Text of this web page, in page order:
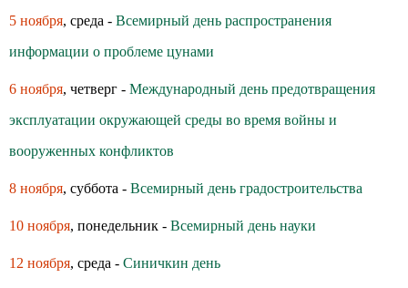
5 ноября, среда - Всемирный день распространения
информации о проблеме цунами
6 ноября, четверг - Международный день предотвращения
эксплуатации окружающей среды во время войны и
вооруженных конфликтов
8 ноября, суббота - Всемирный день градостроительства
10 ноября, понедельник - Всемирный день науки
12 ноября, среда - Синичкин день